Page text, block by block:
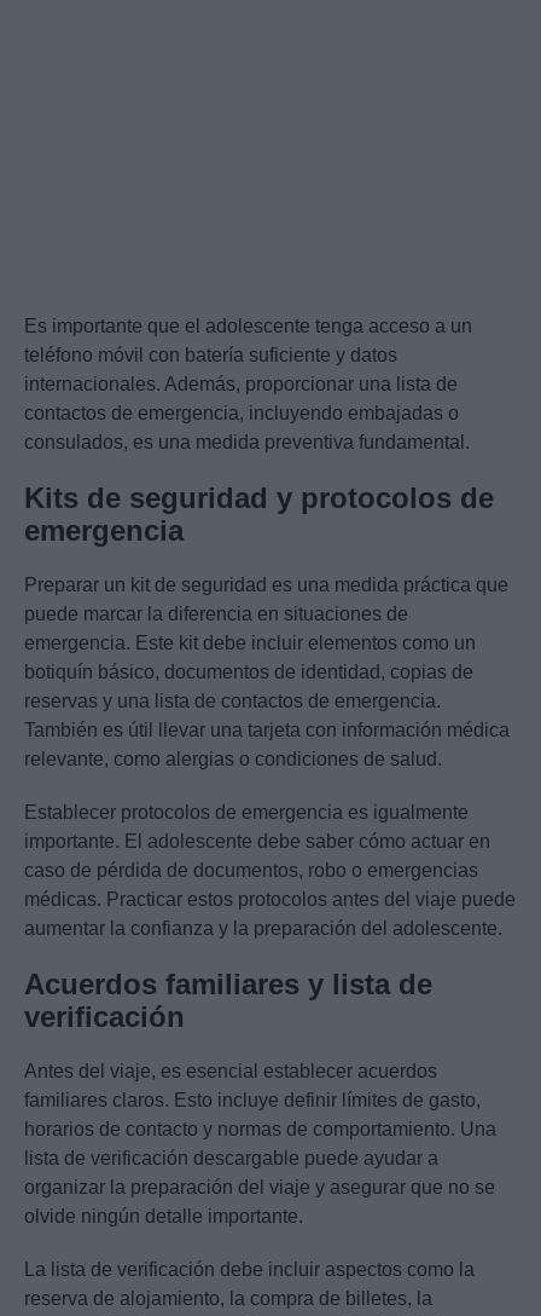
Es importante que el adolescente tenga acceso a un
teléfono móvil con batería suficiente y datos
internacionales. Además, proporcionar una lista de
contactos de emergencia, incluyendo embajadas o
consulados, es una medida preventiva fundamental.
Kits de seguridad y protocolos de
emergencia
Preparar un kit de seguridad es una medida práctica que
puede marcar la diferencia en situaciones de
emergencia. Este kit debe incluir elementos como un
botiquín básico, documentos de identidad, copias de
reservas y una lista de contactos de emergencia.
También es útil llevar una tarjeta con información médica
relevante, como alergias o condiciones de salud.
Establecer protocolos de emergencia es igualmente
importante. El adolescente debe saber cómo actuar en
caso de pérdida de documentos, robo o emergencias
médicas. Practicar estos protocolos antes del viaje puede
aumentar la confianza y la preparación del adolescente.
Acuerdos familiares y lista de
verificación
Antes del viaje, es esencial establecer acuerdos
familiares claros. Esto incluye definir límites de gasto,
horarios de contacto y normas de comportamiento. Una
lista de verificación descargable puede ayudar a
organizar la preparación del viaje y asegurar que no se
olvide ningún detalle importante.
La lista de verificación debe incluir aspectos como la
reserva de alojamiento, la compra de billetes, la